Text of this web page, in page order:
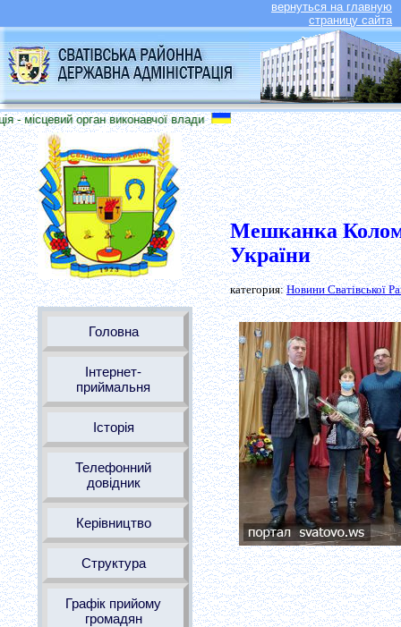
вернуться на главную
страницу сайта
- місцевий орган виконавчої влади
Головна
Інтернет-
приймальня
Історія
Телефонний
довідник
Керівництво
Структура
Графік прийому
громадян
Мешканка
України
категория:Новини Сватівської